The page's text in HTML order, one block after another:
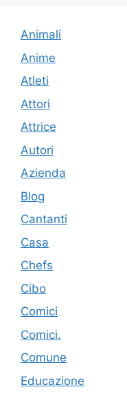
Animali
Anime
Atleti
Attori
Attrice
Autori
Azienda
Blog
Cantanti
Casa
Chefs
Cibo
Comici
Comici.
Comune
Educazione